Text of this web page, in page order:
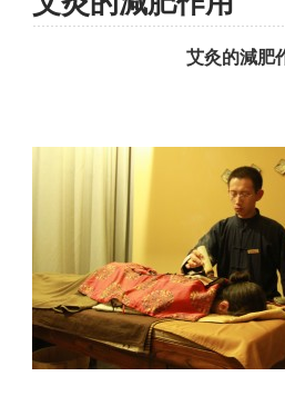
艾灸的減肥